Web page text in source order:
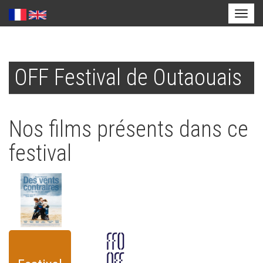
contenu
principal
OFF Festival de Outaouais
Nos films présents dans ce
festival